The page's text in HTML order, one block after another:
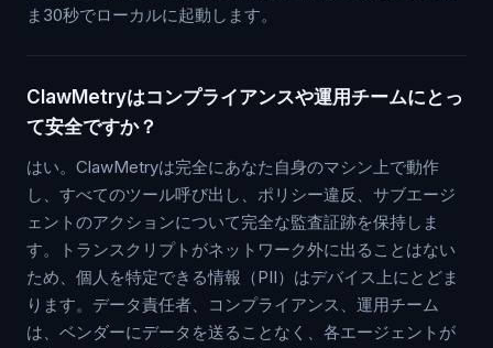
ま30秒でローカルに起動します。
ClawMetryはコンプライアンスや運用チームにとっ
て安全ですか？
はい。ClawMetryは完全にあなた自身のマシン上で動作
し、すべてのツール呼び出し、ポリシー違反、サブエージ
ェントのアクションについて完全な監査証跡を保持しま
す。トランスクリプトがネットワーク外に出ることはない
ため、個人を特定できる情報（PII）はデバイス上にとどま
ります。データ責任者、コンプライアンス、運用チーム
は、ベンダーにデータを送ることなく、各エージェントが